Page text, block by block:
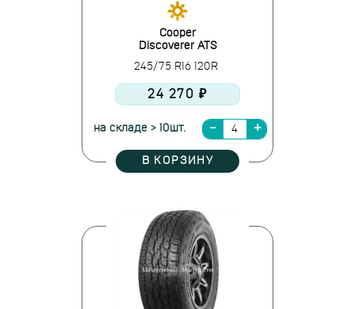
Cooper
Discoverer ATS
245/75 R16 120R
24 270 ₽
на складе > 10шт.
В КОРЗИНУ